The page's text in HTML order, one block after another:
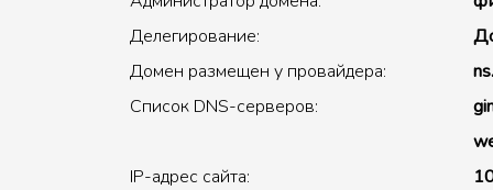
Делегирование:
Домен размещен у провайдера:
Список DNS-серверов:
IP-адрес сайта: